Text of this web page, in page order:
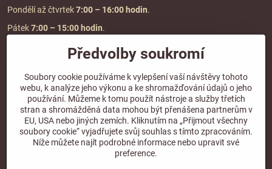
Pondělí až čtvrtek7:00 – 16:00 hodin.
Pátek7:00 – 15:00 hodin.
Doprava a platba
DOPRAVA ZDARMA
při objednávce nad2000 Kč vč. DPH.
*Nevztahuje se na paletovou přepravu.
Předvolby soukromí
Soubory cookie používáme k vylepšení vaší návštěvy tohoto
webu, k analýze jeho výkonu a ke shromažďování údajů o jeho
používání. Můžeme k tomu použít nástroje a služby třetích
stran a shromážděná data mohou být přenášena partnerům v
EU, USA nebo jiných zemích. Kliknutím na „Přijmout všechny
soubory cookie“ vyjadřujete svůj souhlas s tímto zpracováním.
Níže můžete najít podrobné informace nebo upravit své
preference.